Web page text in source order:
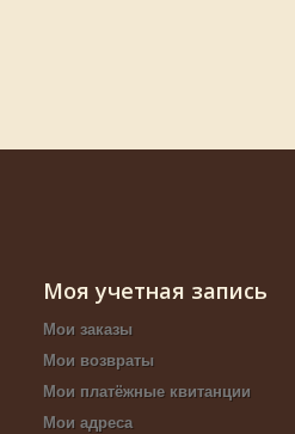
Моя учетная запись
Мои заказы
Мои возвраты
Мои платёжные квитанции
Мои адреса